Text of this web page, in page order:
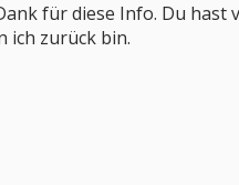
für diese Info. Du
ich zurück bin.